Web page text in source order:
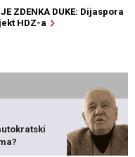
ZDENKA DUKE: Dijaspora
HDZ-a